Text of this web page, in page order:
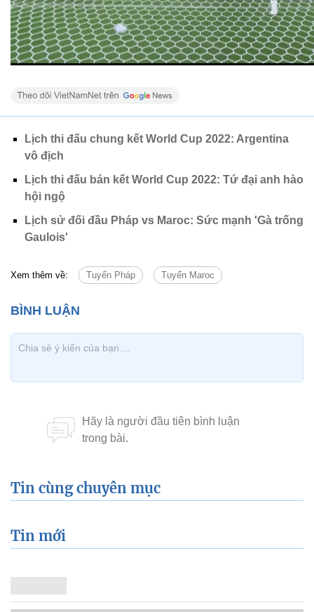
Lịch thi đấu chung kết World Cup 2022: Argentina
vô địch
Lịch thi đấu bán kết World Cup 2022: Tứ đại anh hào
hội ngộ
Lịch sử đối đầu Pháp vs Maroc: Sức mạnh 'Gà trống
Gaulois'
Xem thêm về: Tuyển Pháp Tuyển Maroc
Tin cùng chuyên mục
Tin mới